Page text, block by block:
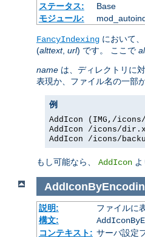
ステータス:
Base
モジュール:
FancyIndexing において、
(alttext, url) です。 ここで
name は、ディレクトリに
表現か、ファイル名の一部
例
AddIcon (IMG,/
AddIcon /icons/
AddIcon /icons/
もし可能なら、 AddIcon よ
説明:
ファイルに
構文:
コンテキスト: サーバ設定